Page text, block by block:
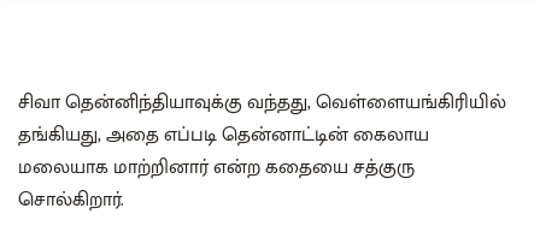
சிவா தென்னிந்தியாவுக்கு வந்தது, வெள்ளையங்கிரியில்
தங்கியது, அதை எப்படி தென்னாட்டின் கைலாய
மலையாக மாற்றினார் என்ற கதையை சத்குரு
சொல்கிறார்.